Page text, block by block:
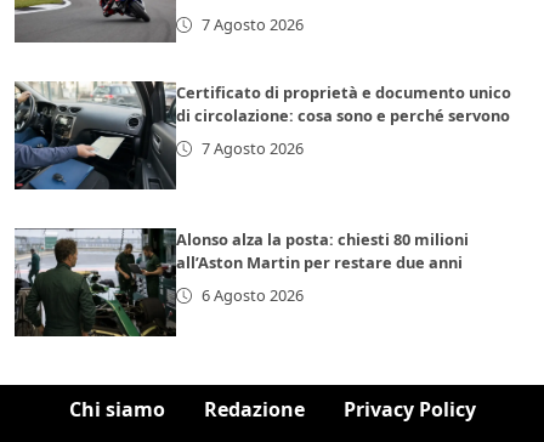
7 Agosto 2026
Certificato di proprietà e documento unico
di circolazione: cosa sono e perché servono
7 Agosto 2026
Alonso alza la posta: chiesti 80 milioni
all’Aston Martin per restare due anni
6 Agosto 2026
Chi siamo Redazione Privacy Policy